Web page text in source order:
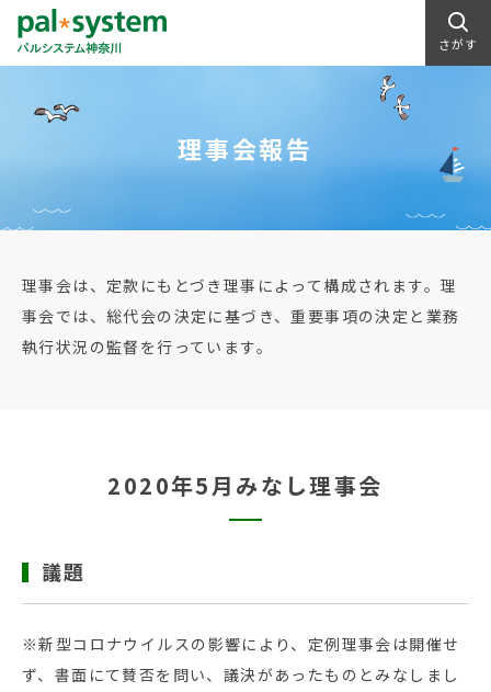
さがす
理事会報告
理事会は、定款にもとづき理事によって構成されます。理
事会では、総代会の決定に基づき、重要事項の決定と業務
執行状況の監督を行っています。
2020年5月みなし理事会
議題
※新型コロナウイルスの影響により、定例理事会は開催せ
ず、書面にて賛否を問い、議決があったものとみなしまし